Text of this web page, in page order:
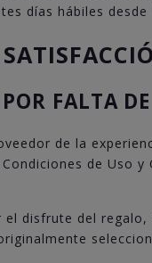
días hábiles
FALTA
de la
de Uso
disfrute del